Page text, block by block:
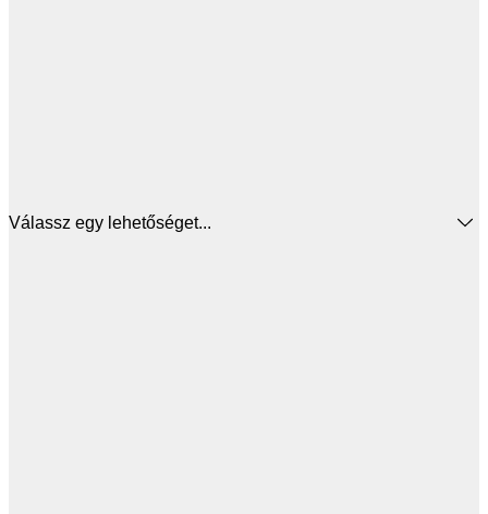
Válassz egy lehetőséget...